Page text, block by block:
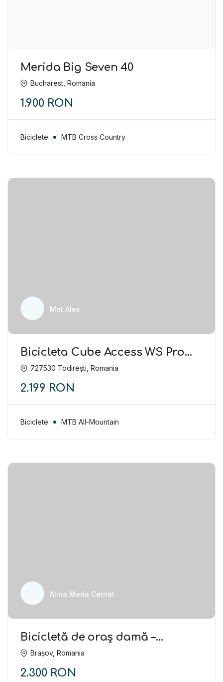
Merida Big Seven 40
Bucharest, Romania
1.900 RON
Biciclete MTB Cross Country
Mnt Alex
Bicicleta Cube Access WS Pro
27.5″ White/Blue
727530 Todirești, Romania
2.199 RON
Biciclete MTB All-Mountain
Alina Maria Cernat
Bicicletă de oraș damă –
Batavus – stare foarte bună
Brașov, Romania
2.300 RON